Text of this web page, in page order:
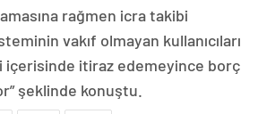
rağmen icra takibi
vakıf olmayan kullanıcıları
içerisinde itiraz edemeyince borç
şeklinde konuştu.